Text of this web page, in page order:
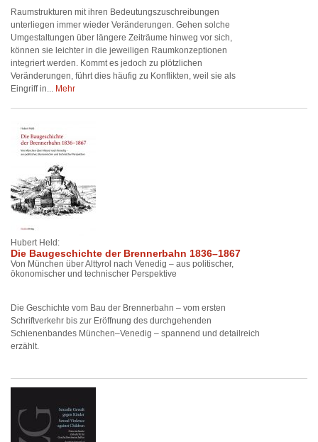
Raumstrukturen mit ihren Bedeutungszuschreibungen
unterliegen immer wieder Veränderungen. Gehen solche
Umgestaltungen über längere Zeiträume hinweg vor sich,
können sie leichter in die jeweiligen Raumkonzeptionen
integriert werden. Kommt es jedoch zu plötzlichen
Veränderungen, führt dies häufig zu Konflikten, weil sie als
Eingriff in... Mehr
Hubert Held:
Die Baugeschichte der Brennerbahn 1836–1867
Von München über Alttyrol nach Venedig – aus politischer,
ökonomischer und technischer Perspektive
Die Geschichte vom Bau der Brennerbahn – vom ersten
Schriftverkehr bis zur Eröffnung des durchgehenden
Schienenbandes München–Venedig – spannend und detailreich
erzählt.